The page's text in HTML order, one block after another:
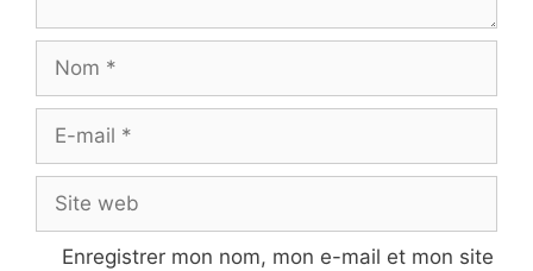
mail
web
Enregistrer mon nom, mon e-mail et mon site